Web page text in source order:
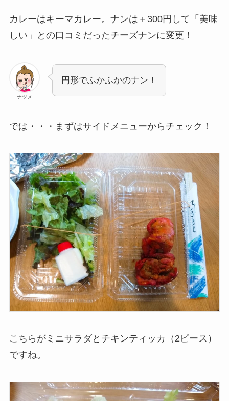
カレーはキーマカレー。ナンは＋300円して「美味
しい」との口コミだったチーズナンに変更！
ナツメ
円形でふかふかのナン！
では・・・まずはサイドメニューからチェック！
こちらがミニサラダとチキンティッカ（2ピース）
ですね。